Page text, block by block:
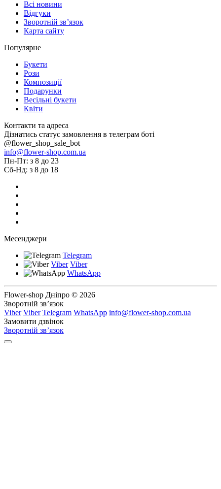
Всі новини
Відгуки
Зворотній зв’язок
Карта сайту
Популярне
Букети
Рози
Композиції
Подарунки
Весільні букети
Квіти
Контакти та адреса
Дізнатись статус замовлення в телеграм боті
@flower_shop_sale_bot
info@flower-shop.com.ua
Пн-Пт: з 8 до 23
Сб-Нд: з 8 до 18
Месенджери
Telegram
Viber Viber
WhatsApp
Flower-shop Дніпро © 2026
Зворотній зв’язок
Viber Viber Telegram WhatsApp info@flower-shop.com.ua
Замовити дзвінок
Зворотній зв’язок